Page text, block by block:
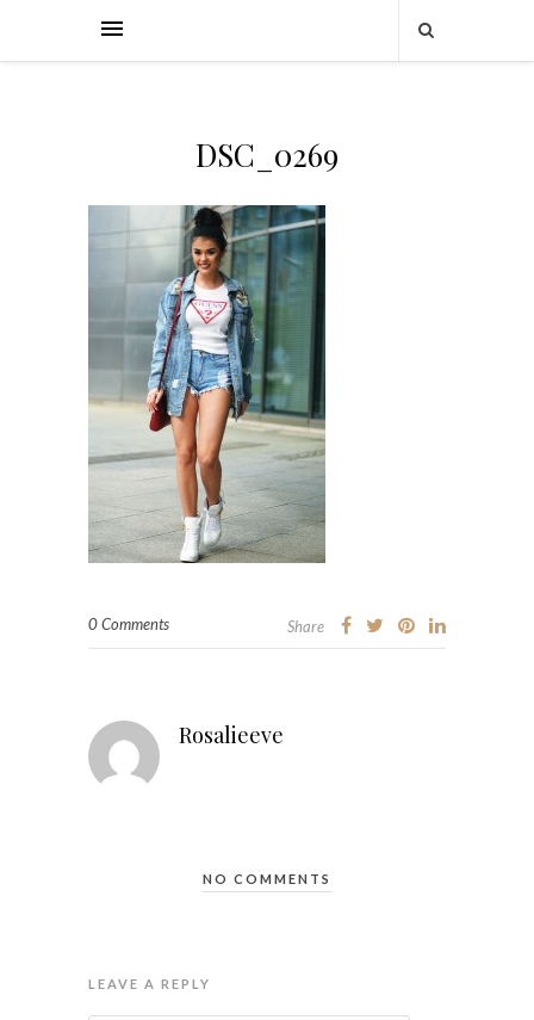
DSC_0269
0 Comments Share
Rosalieeve
NO COMMENTS
LEAVE A REPLY